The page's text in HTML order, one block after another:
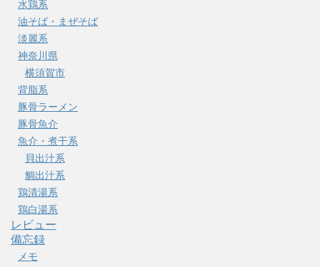
水鶏系
油そば・まぜそば
淡麗系
神奈川県
横須賀市
背脂系
豚骨ラーメン
豚骨魚介
魚介・煮干系
貝出汁系
鯛出汁系
鶏清湯系
鶏白湯系
レビュー
備忘録
メモ